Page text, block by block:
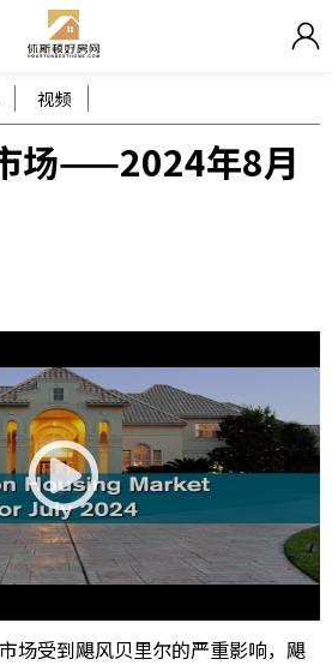
视频
场——2024年8月
场受到飓风贝里尔的严重影响，飓